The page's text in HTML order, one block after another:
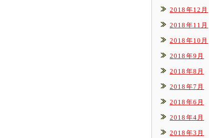
2018年12月
2018年11月
2018年10月
2018年9月
2018年8月
2018年7月
2018年6月
2018年4月
2018年3月